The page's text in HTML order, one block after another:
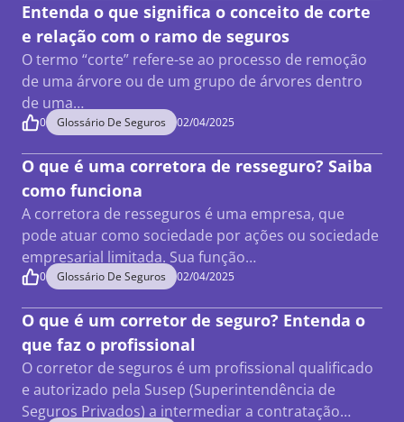
Entenda o que significa o conceito de corte
e relação com o ramo de seguros
O termo “corte” refere-se ao processo de remoção
de uma árvore ou de um grupo de árvores dentro
de uma…
0 Glossário De Seguros 02/04/2025
O que é uma corretora de resseguro? Saiba
como funciona
A corretora de resseguros é uma empresa, que
pode atuar como sociedade por ações ou sociedade
empresarial limitada. Sua função…
0 Glossário De Seguros 02/04/2025
O que é um corretor de seguro? Entenda o
que faz o profissional
O corretor de seguros é um profissional qualificado
e autorizado pela Susep (Superintendência de
Seguros Privados) a intermediar a contratação…